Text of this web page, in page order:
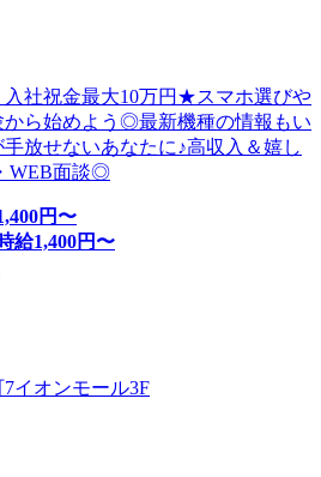
入社祝金最大10万円★スマホ選びや
ら始めよう◎最新機種の情報もい
放せないあなたに♪高収入＆嬉し
WEB面談◎
円〜
給1,400円〜
イオンモール3F